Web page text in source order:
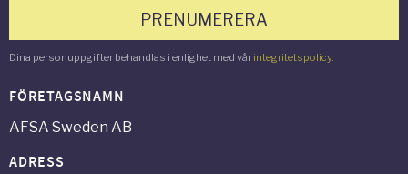
PRENUMERERA
Dina personuppgifter behandlas i enlighet med vår integritetspolicy.
FÖRETAGSNAMN
AFSA Sweden AB
ADRESS